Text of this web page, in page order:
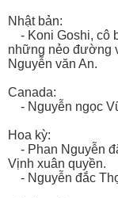
Nhật bản:
- Koni Goshi, cô
những nẻo đường
Nguyễn văn An.
Canada:
- Nguyễn ngọc
Hoa kỳ:
- Phan Nguyễn
Vịnh xuân quyền.
- Nguyễn đắc